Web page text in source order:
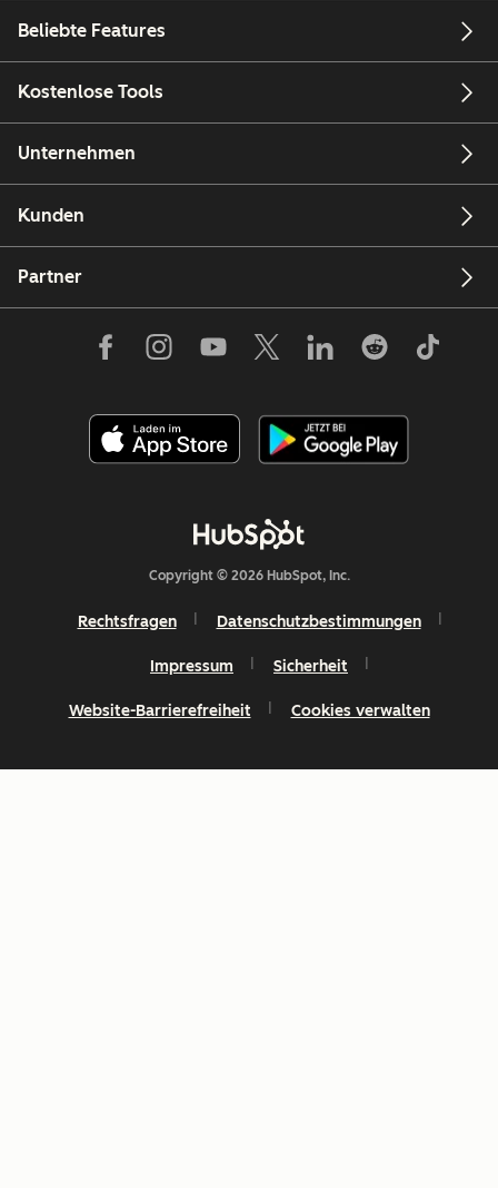
Beliebte Features
Kostenlose Tools
Unternehmen
Kunden
Partner
Copyright © 2026 HubSpot, Inc.
Rechtsfragen Datenschutzbestimmungen
Impressum Sicherheit
Website-Barrierefreiheit Cookies verwalten